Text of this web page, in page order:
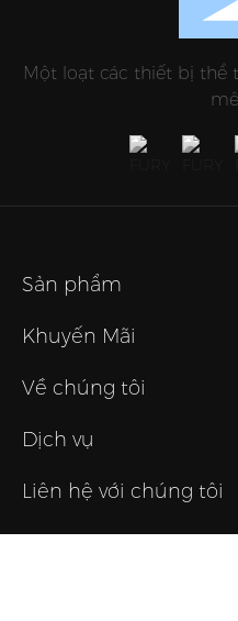
Một loạt các thiết bị thể
Sản phẩm
Khuyến Mãi
Về chúng tôi
Dịch vụ
Liên hệ với chúng tôi